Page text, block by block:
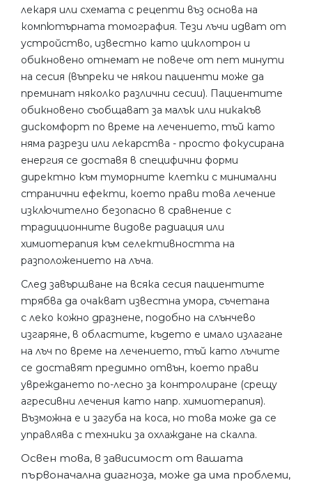
лекаря или схемата с рецепти въз основа на
компютърната томография. Тези лъчи идват от
устройство, известно като циклотрон и
обикновено отнемат не повече от пет минути
на сесия (въпреки че някои пациенти може да
преминат няколко различни сесии). Пациентите
обикновено съобщават за малък или никакъв
дискомфорт по време на лечението, тъй като
няма разрези или лекарства - просто фокусирана
енергия се доставя в специфични форми
директно към туморните клетки с минимални
странични ефекти, което прави това лечение
изключително безопасно в сравнение с
традиционните видове радиация или
химиотерапия към селективността на
разположението на лъча.
След завършване на всяка сесия пациентите
трябва да очакват известна умора, съчетана
с леко кожно дразнене, подобно на слънчево
изгаряне, в областите, където е имало излагане
на лъч по време на лечението, тъй като лъчите
се доставят предимно отвън, което прави
увреждането по-лесно за контролиране (срещу
агресивни лечения като напр. химиотерапия).
Възможна е и загуба на коса, но това може да се
управлява с техники за охлаждане на скалпа.
Освен това, в зависимост от вашата
първоначална диагноза, може да има проблеми,